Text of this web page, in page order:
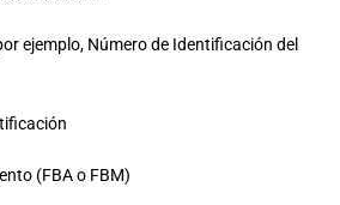
ejemplo, Número de Identificación del
(FBA o FBM)